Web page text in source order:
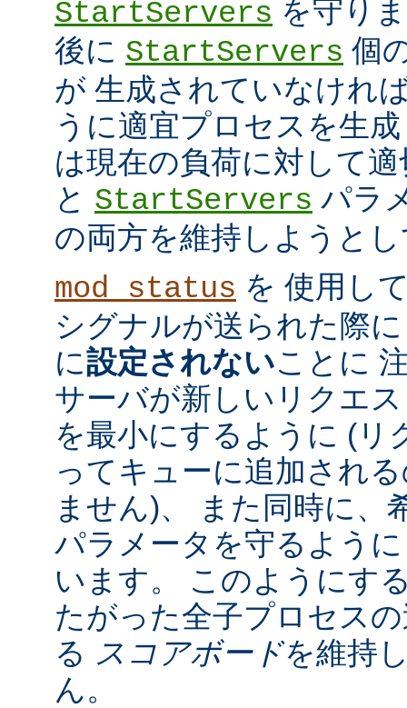
StartServers を守り
後に StartServers 個
が 生成されていなけれ
うに適宜プロセスを生
は現在の負荷に対して
と StartServers パラ
の両方を維持しようと
mod_status を 使用し
シグナルが送られた際
に設定されないことに
サーバが新しいリクエ
を最小にするように (リ
ってキューに追加され
ません)、 また同時に、
パラメータを守るよう
います。 このようにす
たがった全子プロセス
る スコアボードを維持
ん。